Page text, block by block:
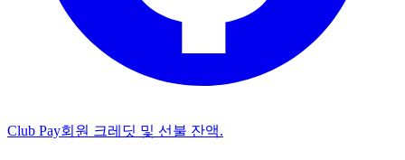
Club Pay회원 크레딧 및 선불 잔액.